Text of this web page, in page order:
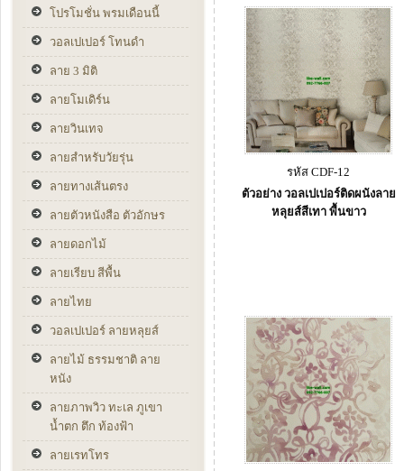
โปรโมชั่น พรมเดือนนี้
วอลเปเปอร์ โทนดำ
ลาย 3 มิติ
ลายโมเดิร์น
ลายวินเทจ
ลายสำหรับวัยรุ่น
ลายทางเส้นตรง
ลายตัวหนังสือ ตัวอักษร
ลายดอกไม้
ลายเรียบ สีพื้น
ลายไทย
วอลเปเปอร์ ลายหลุยส์
ลายไม้ ธรรมชาติ ลาย
หนัง
ลายภาพวิว ทะเล ภูเขา
น้ำตก ตึก ท้องฟ้า
ลายเรทโทร
รหัส CDF-12
ตัวอย่าง วอลเปเปอร์ติดผนังลาย
หลุยส์สีเทา พื้นขาว